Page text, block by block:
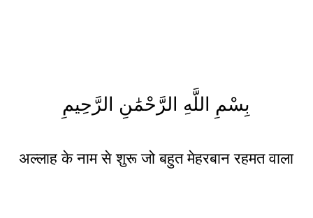
بِسْمِ اللَّهِ الرَّحْمَٰنِ الرَّحِيمِ
अल्लाह के नाम से शुरू जो बहुत मेहरबान रहमत वाला